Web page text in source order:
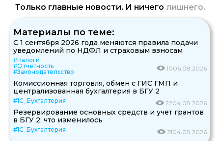
Только главные новости. И ничего лишнего.
Материалы по теме:
С 1 сентября 2026 года меняются правила подачи
уведомлений по НДФЛ и страховым взносам
#Налоги
#Отчетность
#Законодательство
1006.08.2026
Комиссионная торговля, обмен с ГИС ГМП и
централизованная бухгалтерия в БГУ 2
#1С_Бухгалтерия 2204.08.2026
Резервирование основных средств и учёт грантов
в БГУ 2: что изменилось
#1С_Бухгалтерия 2104.08.2026